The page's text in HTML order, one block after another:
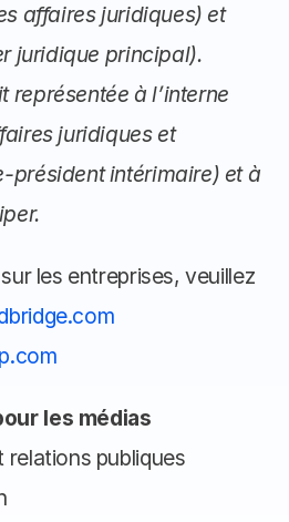
affaires juridiques) et
juridique principal).
représentée à l’interne
juridiques et
président intérimaire) et à
les entreprises, veuillez
les médias
publiques